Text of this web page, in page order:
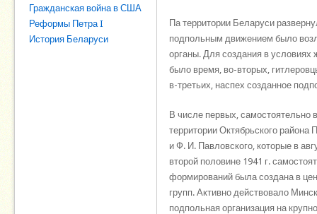
Гражданская война в США
Реформы Петра I
История Беларуси
Па территории Беларуси
подпольным движением было
органы. Для создания в условиях
было время, во-вторых,
в-третьих, наспех созданное
В числе первых, самостоятельно
территории Октябрьского
и Ф. И. Павловского, которые в
второй половине 1941 г.
формирований была создана в
групп. Активно действовало
подпольная организация на